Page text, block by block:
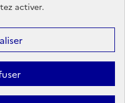
Accessibilité : partiellement
activer.